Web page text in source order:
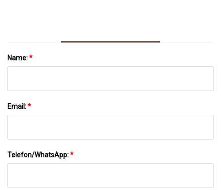
Name:*
Email:*
Telefon/WhatsApp:*